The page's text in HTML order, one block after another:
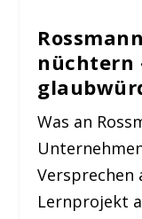
nüchtern
Was an
Versprechen
Lernprojekt